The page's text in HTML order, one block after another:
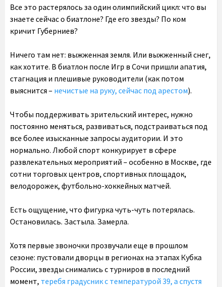
Все это растерялось за один олимпийский цикл: что вы
знаете сейчас о биатлоне? Где его звезды? По ком
кричит Губерниев?
Ничего там нет: выжженная земля. Или выжженный снег,
как хотите. В биатлон после Игр в Сочи пришли апатия,
стагнация и плешивые руководители (как потом
выяснится – нечистые на руку, сейчас под арестом).
Чтобы поддерживать зрительский интерес, нужно
постоянно меняться, развиваться, подстраиваться под
все более изысканные запросы аудитории. И это
нормально. Любой спорт конкурирует в сфере
развлекательных мероприятий – особенно в Москве, где
сотни торговых центров, спортивных площадок,
велодорожек, футбольно-хоккейных матчей.
Есть ощущение, что фигурка чуть-чуть потерялась.
Остановилась. Застыла. Замерла.
Хотя первые звоночки прозвучали еще в прошлом
сезоне: пустовали дворцы в регионах на этапах Кубка
России, звезды снимались с турниров в последний
момент, теребя градусник с температурой 39, а спустя